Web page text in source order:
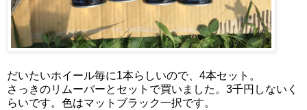
だいたいホイール毎に1本らしいので、4本セット。
さっきのリムーバーとセットで買いました。3千円しないく
らいです。色はマットブラック一択です。